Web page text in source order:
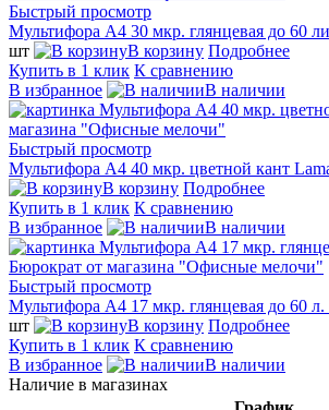
Быстрый просмотр
Мультифора А4 30 мкр. глянцевая до 60
шт
В корзину Подробнее
Купить в 1 клик К сравнению
В избранное
В наличии
Быстрый просмотр
Мультифора А4 40 мкр. цветной кант
В корзину Подробнее
Купить в 1 клик К сравнению
В избранное
В наличии
Быстрый просмотр
Мультифора А4 17 мкр. глянцевая до 60
шт
В корзину Подробнее
Купить в 1 клик К сравнению
В избранное
В наличии
Наличие в магазинах